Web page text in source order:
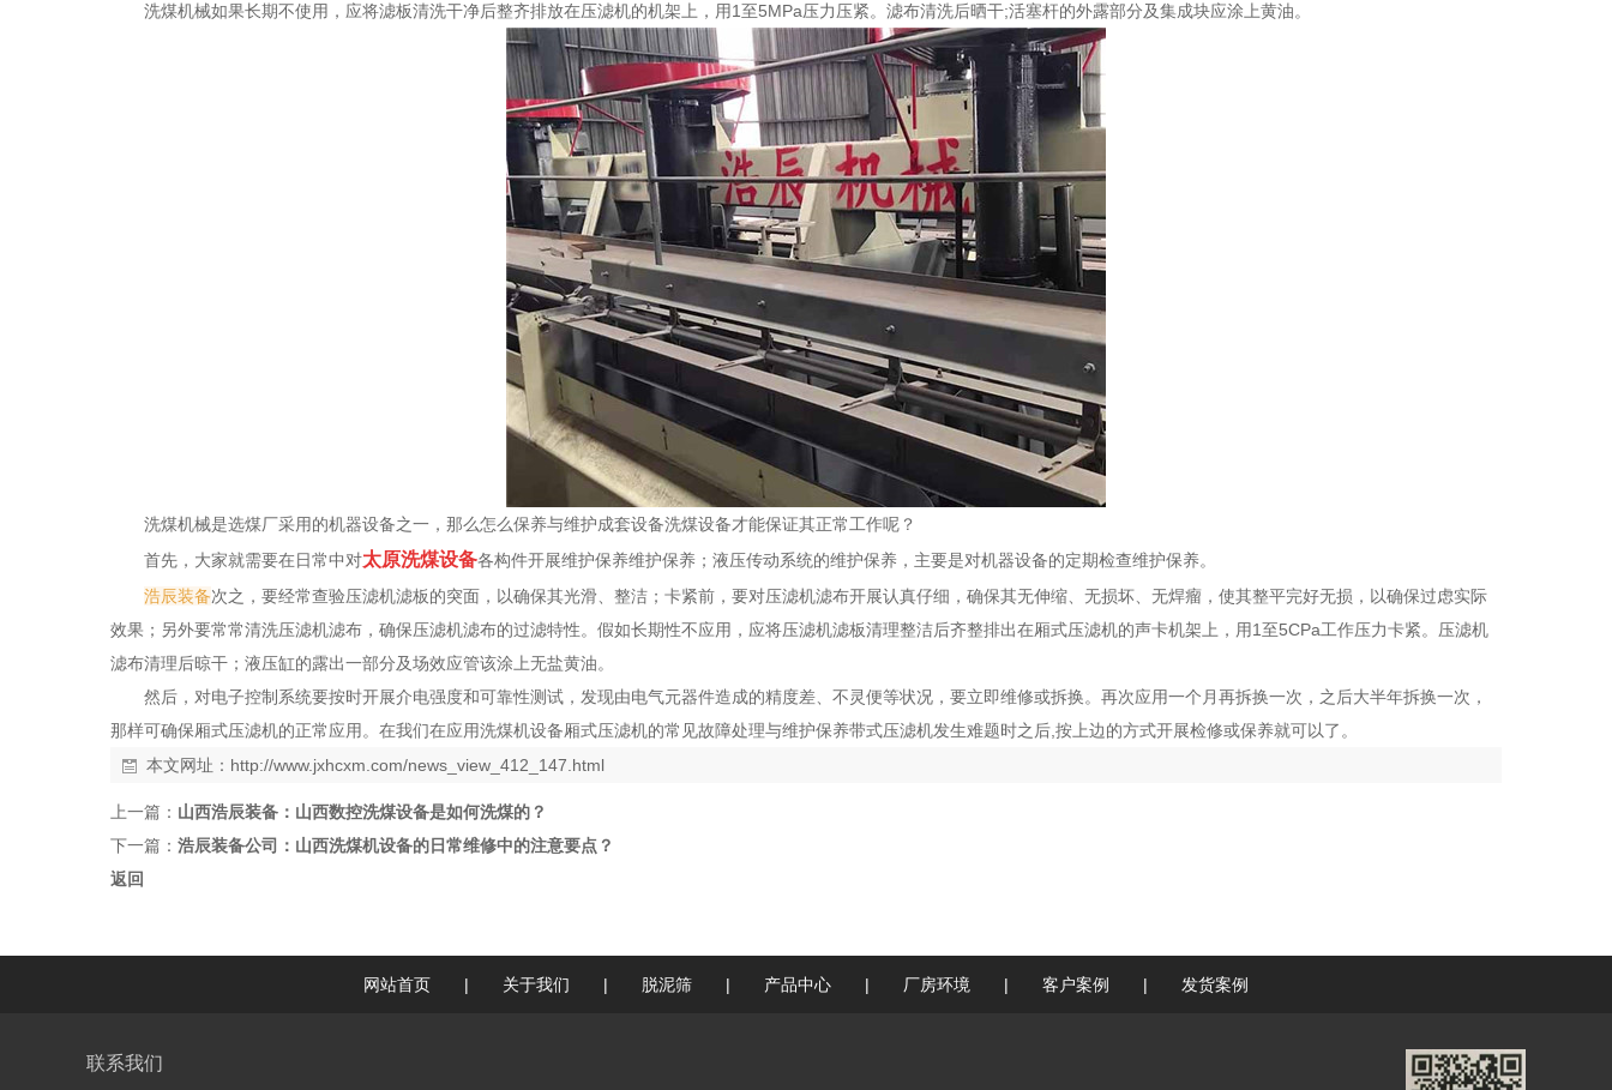
洗煤机械如果长期不使用，应将滤板清洗干净后整齐排放在压滤机的机架上，用1至5MPa压力压紧。滤布清洗后晒干;活塞杆的外露部分及集成块应涂上黄油。
洗煤机械是选煤厂采用的机器设备之一，那么怎么保养与维护成套设备洗煤设备才能保证其正常工作呢？
首先，大家就需要在日常中对太原洗煤设备各构件开展维护保养维护保养；液压传动系统的维护保养，主要是对机器设备的定期检查维护保养。
浩辰装备次之，要经常查验压滤机滤板的突面，以确保其光滑、整洁；卡紧前，要对压滤机滤布开展认真仔细，确保其无伸缩、无损坏、无焊瘤，使其整平完好无损，以确保过虑实际
效果；另外要常常清洗压滤机滤布，确保压滤机滤布的过滤特性。假如长期性不应用，应将压滤机滤板清理整洁后齐整排出在厢式压滤机的声卡机架上，用1至5CPa工作压力卡紧。压滤机
滤布清理后晾干；液压缸的露出一部分及场效应管该涂上无盐黄油。
然后，对电子控制系统要按时开展介电强度和可靠性测试，发现由电气元器件造成的精度差、不灵便等状况，要立即维修或拆换。再次应用一个月再拆换一次，之后大半年拆换一次，
那样可确保厢式压滤机的正常应用。在我们在应用洗煤机设备厢式压滤机的常见故障处理与维护保养带式压滤机发生难题时之后,按上边的方式开展检修或保养就可以了。
本文网址： http://www.jxhcxm.com/news_view_412_147.html
上一篇： 山西浩辰装备：山西数控洗煤设备是如何洗煤的？
下一篇： 浩辰装备公司：山西洗煤机设备的日常维修中的注意要点？
返回
网站首页 | 关于我们 | 脱泥筛 | 产品中心 | 厂房环境 | 客户案例 | 发货案例
联系我们